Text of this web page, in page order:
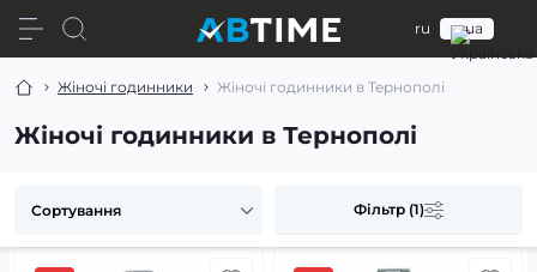
ru ua
Жіночі годинники Жіночі годинники в Тернополі
Жіночі годинники в Тернополі
Фільтр (1)